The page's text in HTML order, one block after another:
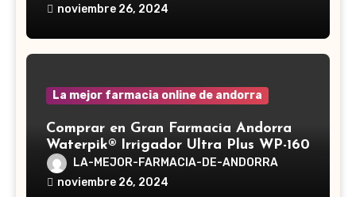
noviembre 26, 2024
La mejor farmacia online de andorra
Comprar en Gran Farmacia Andorra
Waterpik® Irrigador Ultra Plus WP-160
LA-MEJOR-FARMACIA-DE-ANDORRA
noviembre 26, 2024